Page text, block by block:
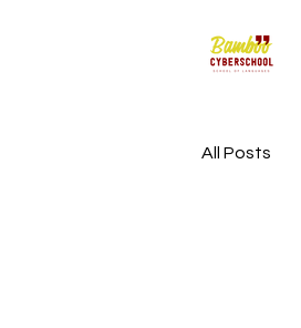
All Posts